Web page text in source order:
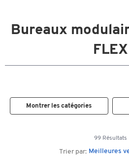
Bureaux
FLEX
Montrer les catégories
99 Résultats
Trier par: Meilleures